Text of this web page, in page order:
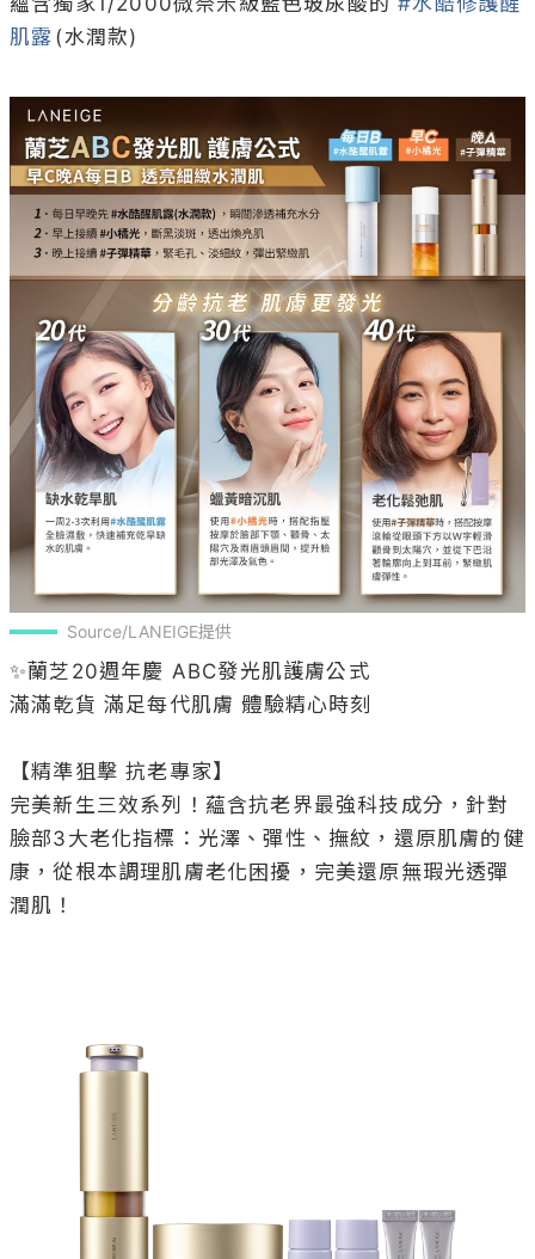
Source/LANEIGE提供
✨蘭芝20週年慶 ABC發光肌護膚公式
滿滿乾貨 滿足每代肌膚 體驗精心時刻
【精準狙擊 抗老專家】
完美新生三效系列！蘊含抗老界最強科技成分，針對
臉部3大老化指標：光澤、彈性、撫紋，還原肌膚的健
康，從根本調理肌膚老化困擾，完美還原無瑕光透彈